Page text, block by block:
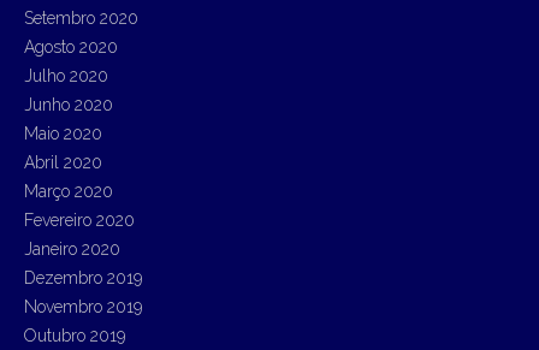
Setembro 2020
Agosto 2020
Julho 2020
Junho 2020
Maio 2020
Abril 2020
Março 2020
Fevereiro 2020
Janeiro 2020
Dezembro 2019
Novembro 2019
Outubro 2019